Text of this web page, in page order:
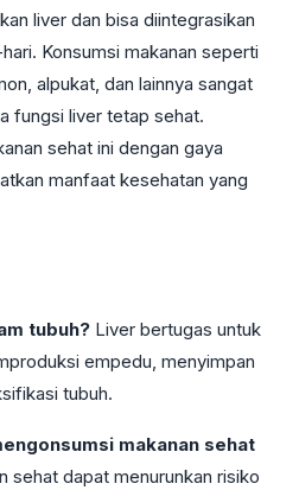
liver dan bisa diintegrasikan
Konsumsi makanan seperti
alpukat, dan lainnya sangat
fungsi liver tetap sehat.
sehat ini dengan gaya
manfaat kesehatan yang
tubuh? Liver bertugas untuk
empedu, menyimpan
tubuh.
makanan sehat
sehat dapat menurunkan risiko